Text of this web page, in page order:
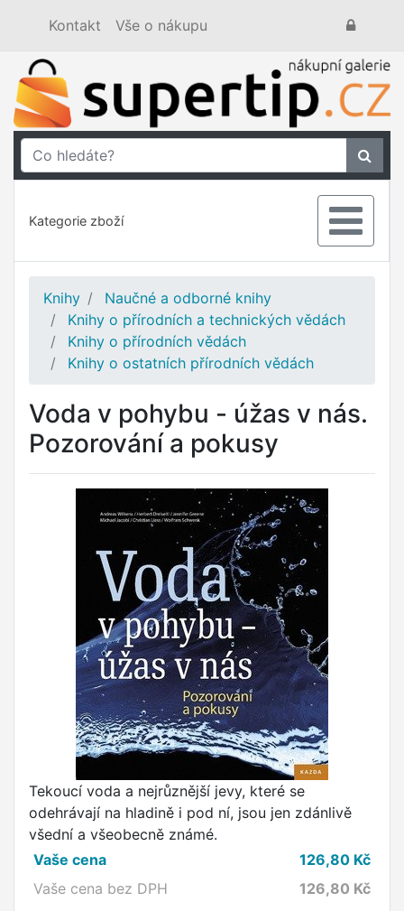
Kontakt Vše o nákupu
Kategorie zboží
Knihy
Naučné a odborné knihy
Knihy o přírodních a technických vědách
Knihy o přírodních vědách
Knihy o ostatních přírodních vědách
Voda v pohybu - úžas v nás.
Pozorování a pokusy
Tekoucí voda a nejrůznější jevy, které se
odehrávají na hladině i pod ní, jsou jen zdánlivě
všední a všeobecně známé.
Vaše cena
126,80 Kč
Vaše cena bez DPH
126,80 Kč